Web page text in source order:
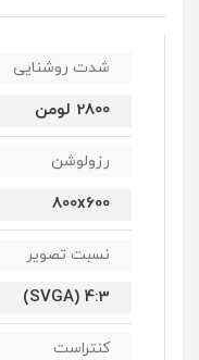
شدت روشنایی
2800 لومن
رزولوشن
800x600
نسبت تصویر
4:3 (SVGA)
کنتراست